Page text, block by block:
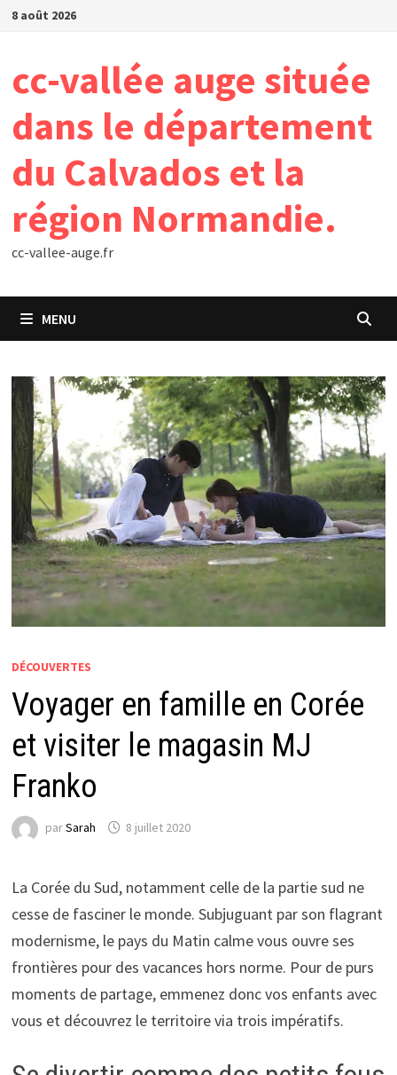
Passer
8 août 2026
cc-vallée auge située
dans le département
du Calvados et la
région Normandie.
cc-vallee-auge.fr
MENU
DÉCOUVERTES
Voyager en famille en Corée
et visiter le magasin MJ
Franko
parSarah 8 juillet 2020
La Corée du Sud, notamment celle de la partie sud ne
cesse de fasciner le monde. Subjuguant par son flagrant
modernisme, le pays du Matin calme vous ouvre ses
frontières pour des vacances hors norme. Pour de purs
moments de partage, emmenez donc vos enfants avec
vous et découvrez le territoire via trois impératifs.